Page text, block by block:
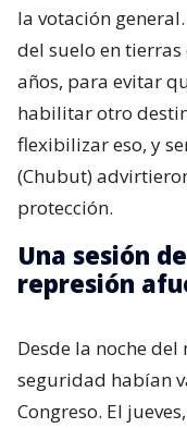
la votación
del suelo en
años, para evitar
habilitar otro
flexibilizar eso, y
(Chubut)
protección.
Una sesión
represión
Desde la noche
seguridad habían
Congreso. El